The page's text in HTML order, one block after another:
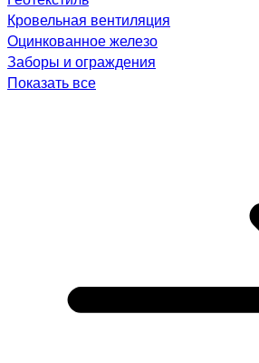
Кровельная вентиляция
Оцинкованное железо
Заборы и ограждения
Показать все